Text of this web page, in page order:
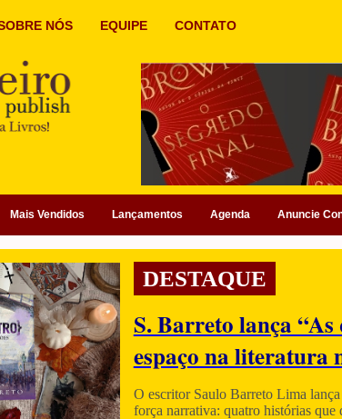
NÓS EQUIPE CONTATO
Mais Vendidos Lançamentos Agenda Anuncie
DESTAQUE
S. Barreto lança “As
espaço na literatura
O escritor Saulo Barreto Lima
força narrativa: quatro histórias que